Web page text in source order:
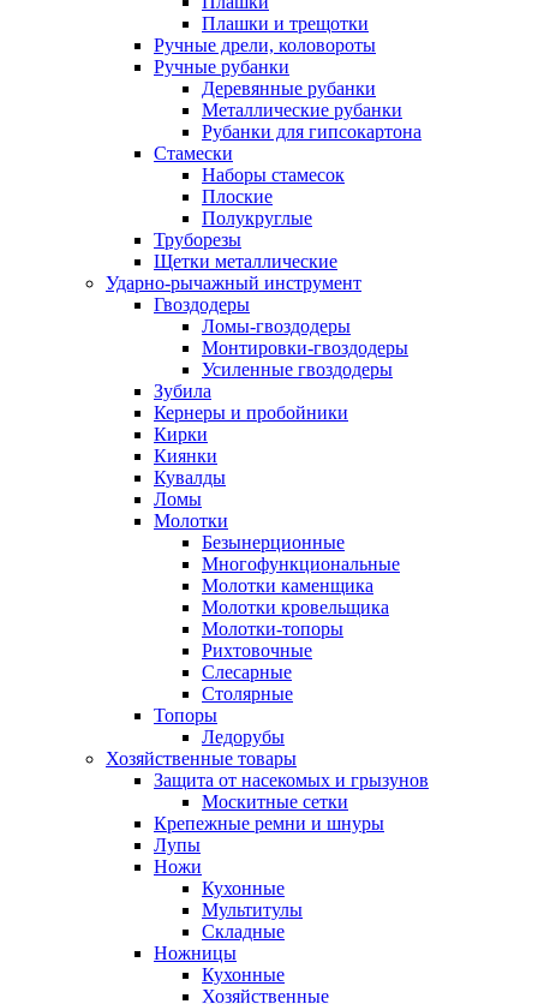
Плашки и трещотки
Ручные дрели, коловороты
Ручные рубанки
Деревянные рубанки
Металлические рубанки
Рубанки для гипсокартона
Стамески
Наборы стамесок
Плоские
Полукруглые
Труборезы
Щетки металлические
Ударно-рычажный инструмент
Гвоздодеры
Ломы-гвоздодеры
Монтировки-гвоздодеры
Усиленные гвоздодеры
Зубила
Кернеры и пробойники
Кирки
Киянки
Кувалды
Ломы
Молотки
Безынерционные
Многофункциональные
Молотки каменщика
Молотки кровельщика
Молотки-топоры
Рихтовочные
Слесарные
Столярные
Топоры
Ледорубы
Хозяйственные товары
Защита от насекомых и грызунов
Москитные сетки
Крепежные ремни и шнуры
Лупы
Ножи
Кухонные
Мультитулы
Складные
Ножницы
Кухонные
Хозяйственные